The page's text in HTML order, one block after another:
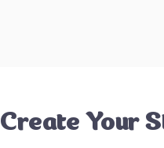
Create Your